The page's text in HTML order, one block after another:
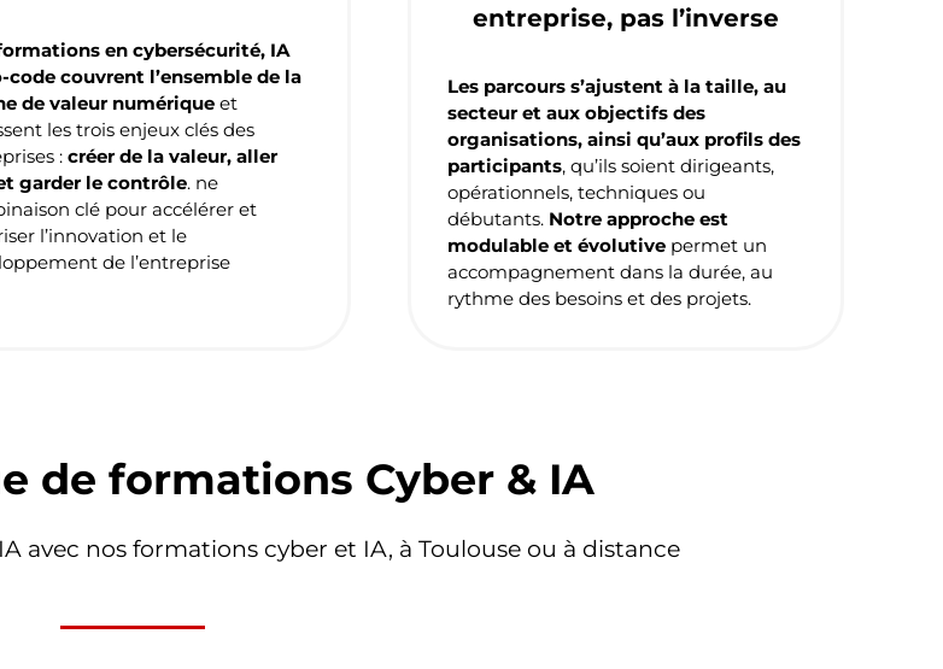
en cybersécurité, IA
code couvrent l’ensemble de la
de valeur numérique et
les trois enjeux clés des
:créer de la valeur, aller
garder le contrôle. ne
clé pour accélérer et
l’innovation et le
de l’entreprise
entreprise, pas l’inverse
Les parcours s’ajustent à la taille, au
secteur et aux objectifs des
organisations, ainsi qu’aux profils des
participants, qu’ils soient dirigeants,
opérationnels, techniques ou
débutants. Notre approche est
modulable et évolutive permet un
accompagnement dans la durée, au
rythme des besoins et des projets.
de formations Cyber & IA
avec nos formations cyber et IA, à Toulouse ou à distance